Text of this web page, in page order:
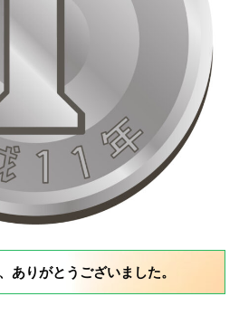
ありがとうございました。